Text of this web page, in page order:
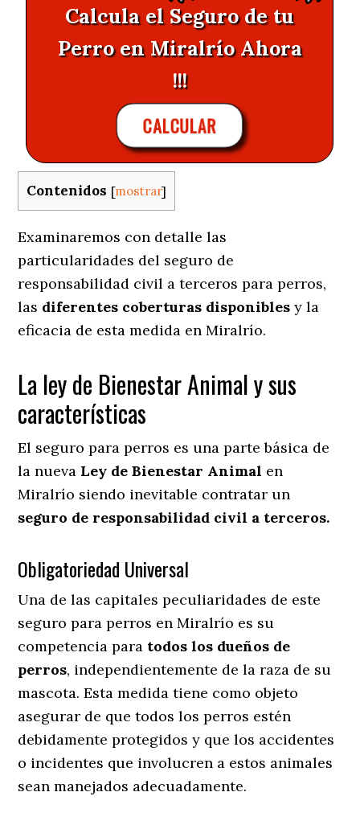
Calcula el Seguro de tu
Perro en Miralrío Ahora
!!!
CALCULAR
Contenidos [mostrar]
Examinaremos con detalle las
particularidades del seguro de
responsabilidad civil a terceros para perros,
las diferentes coberturas disponibles y la
eficacia de esta medida en Miralrío.
La ley de Bienestar Animal y sus
características
El seguro para perros es una parte básica de
la nueva Ley de Bienestar Animal en
Miralrío siendo inevitable contratar un
seguro de responsabilidad civil a terceros.
Obligatoriedad Universal
Una de las capitales peculiaridades de este
seguro para perros en Miralrío es su
competencia para todos los dueños de
perros, independientemente de la raza de su
mascota. Esta medida tiene como objeto
asegurar de que todos los perros estén
debidamente protegidos y que los accidentes
o incidentes que involucren a estos animales
sean manejados adecuadamente.